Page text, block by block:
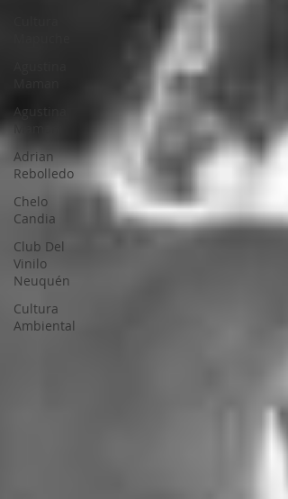
Agustina
Adrian
Rebolledo
Chelo
Candia
Club Del
Vinilo
Neuquén
Cultura
Ambiental